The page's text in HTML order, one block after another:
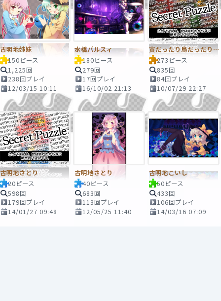
古明地姉妹
150ピース
1,225回
238回プレイ
12/03/15 10:11
水橋パルスィ
180ピース
279回
17回プレイ
16/10/02 21:13
寅だったり鳥だっだりする奴
273ピース
835回
84回プレイ
10/07/29 22:27
古明地さとり
20ピース
598回
179回プレイ
14/01/27 09:48
古明地さとり
40ピース
683回
113回プレイ
12/05/25 11:40
古明地こいし
50ピース
433回
106回プレイ
14/03/16 07:09